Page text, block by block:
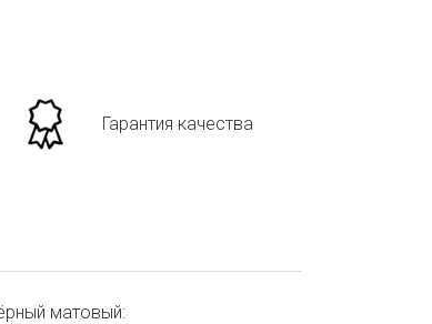
Гарантия качества
матовый: